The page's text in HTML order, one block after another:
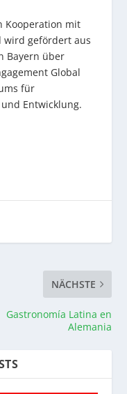
Kooperation mit
wird gefördert aus
Bayern über
Global
für
Entwicklung.
NÄCHSTE
Gastronomía Latina en
Alemania